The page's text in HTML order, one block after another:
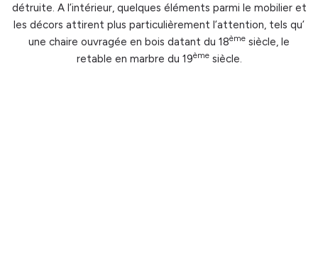
détruite. A l’intérieur, quelques éléments parmi le mobilier et
les décors attirent plus particulièrement l’attention, tels qu’
une chaire ouvragée en bois datant du 18ème siècle, le
retable en marbre du 19èmesiècle.